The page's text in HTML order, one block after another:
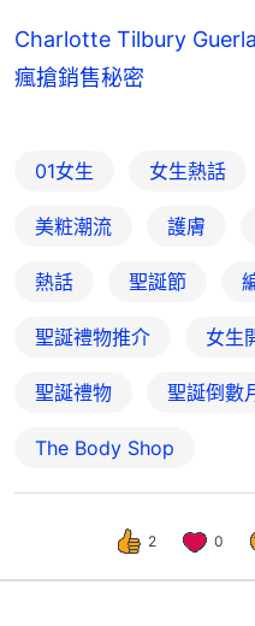
Charlotte Tilbury
瘋搶銷售秘密
01女生 女生熱話
美粧潮流 護膚
熱話 聖誕節
聖誕禮物推介 女生
聖誕禮物 聖誕倒數
The Body Shop
2 0